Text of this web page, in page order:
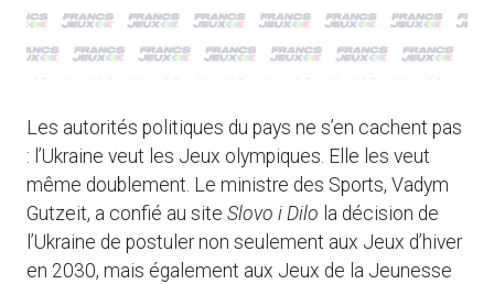
Les autorités politiques du pays ne s’en cachent pas
: l’Ukraine veut les Jeux olympiques. Elle les veut
même doublement. Le ministre des Sports, Vadym
Gutzeit, a confié au site Slovo i Dilo la décision de
l’Ukraine de postuler non seulement aux Jeux d’hiver
en 2030, mais également aux Jeux de la Jeunesse